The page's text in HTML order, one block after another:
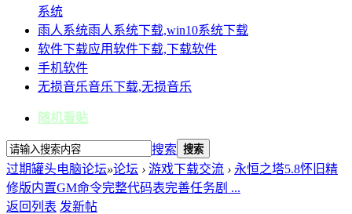
系统
雨人系统雨人系统下载,win10系统下载
软件下载应用软件下载,下载软件
手机软件
无损音乐音乐下载,无损音乐
随机看贴
搜索 搜索
过期罐头电脑论坛»论坛 › 游戏下载交流 › 永恒之塔5.8怀旧精
修版内置GM命令完整代码表完善任务剧 ...
返回列表 发新帖